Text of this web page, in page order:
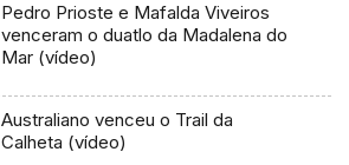
Pedro Prioste e Mafalda Viveiros
venceram o duatlo da Madalena do
Mar (vídeo)
Australiano venceu o Trail da
Calheta (vídeo)